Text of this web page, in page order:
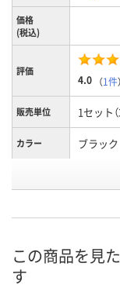
価格
(税込)
評価
4.0 （1件）
販売単位 1セット
カラー ブラック
お届け日
この商品を見
す